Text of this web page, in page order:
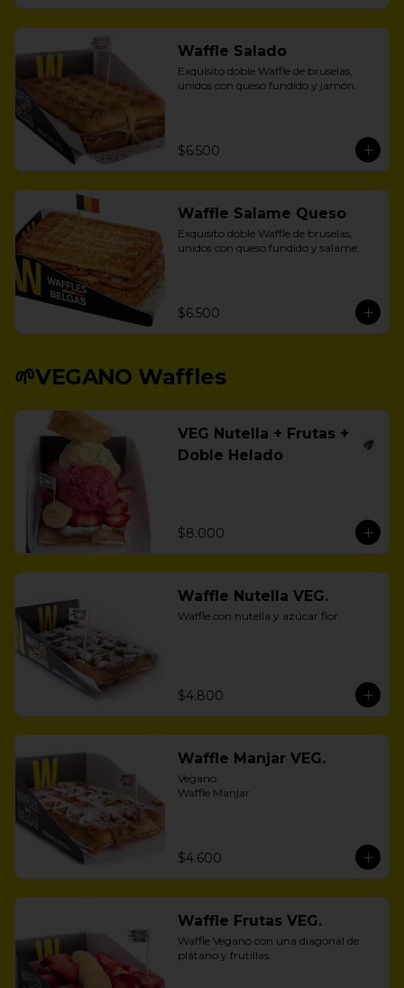
Waffle Salado
Exquisito doble Waffle de bruselas,
unidos con queso fundido y jamón.
$6.500
Waffle Salame Queso
Exquisito doble Waffle de bruselas,
unidos con queso fundido y salame.
$6.500
🌱VEGANO Waffles
VEG Nutella + Frutas +
Doble Helado
$8.000
Waffle Nutella VEG.
Waffle con nutella y azúcar flor.
$4.800
Waffle Manjar VEG.
Vegano
Waffle Manjar
$4.600
Waffle Frutas VEG.
Waffle Vegano con una diagonal de
plátano y frutillas.